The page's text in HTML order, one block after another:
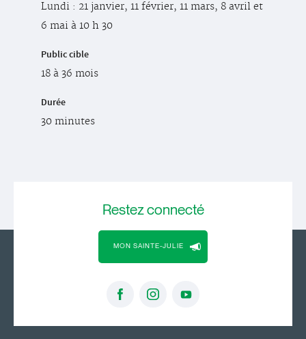
Lundi : 21 janvier, 11 février, 11 mars, 8 avril et
6 mai à 10 h 30
Public cible
18 à 36 mois
Durée
30 minutes
Restezconnecté
MON SAINTE-JULIE